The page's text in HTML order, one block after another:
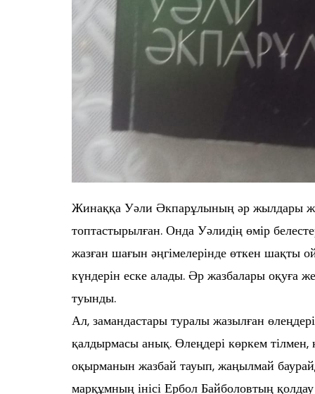
Жинаққа Уәли Әкпарұлының әр жылдары
топтастырылған. Онда Уәлидің өмір
жазған шағын әңгімелерінде өткен шақты
күндерін еске алады. Әр жазбалары оқуға
туынды.
Ал, замандастары туралы жазылған
қалдырмасы анық. Өлеңдері көркем тілмен,
оқырманын жазбай тауып, жаңылмай
марқұмның інісі Ербол Байболовтың